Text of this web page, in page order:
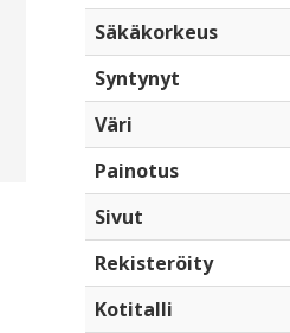
Säkäkorkeus
Syntynyt
Väri
Painotus
Sivut
Rekisteröity
Kotitalli